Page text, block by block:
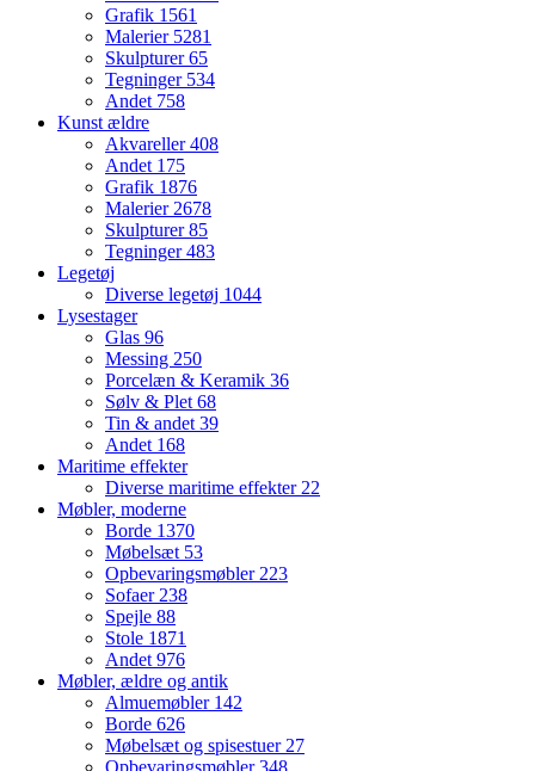
Grafik 1561
Malerier 5281
Skulpturer65
Tegninger 534
Andet 758
Kunst ældre
Akvareller408
Andet 175
Grafik 1876
Malerier2678
Skulpturer85
Tegninger483
Legetøj
Diverse legetøj 1044
Lysestager
Glas 96
Messing 250
Porcelæn & Keramik 36
Sølv & Plet68
Tin & andet39
Andet 168
Maritime effekter
Diverse maritime effekter22
Møbler, moderne
Borde 1370
Møbelsæt 53
Opbevaringsmøbler223
Sofaer238
Spejle 88
Stole 1871
Andet976
Møbler, ældre og antik
Almuemøbler 142
Borde 626
Møbelsæt og spisestuer27